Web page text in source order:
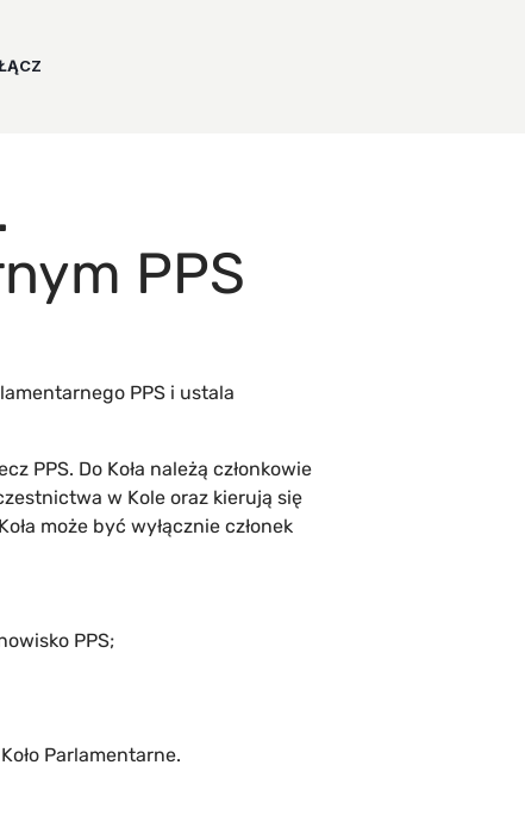
PPS
PPS i ustala
PPS. Do Koła należą członkowie
w Kole oraz kierują się
może być wyłącznie członek
PPS;
Parlamentarne.